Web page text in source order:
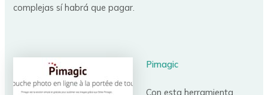
complejas sí habrá que pagar.
Pimagic
Con esta herramienta